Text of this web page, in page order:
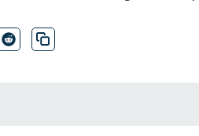
NOSSO TIME DE VENDAS
COM NOSSO TIME DE